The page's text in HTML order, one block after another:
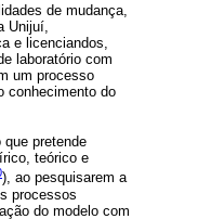
de mudança,
Unijuí,
e licenciandos,
laboratório com
um processo
conhecimento do
pretende
teórico e
), ao pesquisarem a
processos
do modelo com